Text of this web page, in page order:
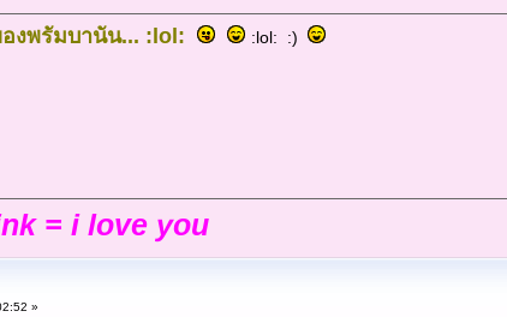
งพรัมบานัน... :lol: :lol: :)
= i love you
»